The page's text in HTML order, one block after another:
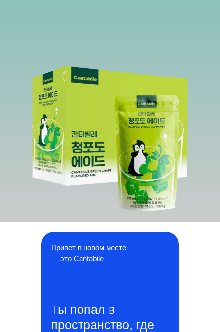
Привет в новом месте
— это Cantabile
Ты попал в
пространство, где